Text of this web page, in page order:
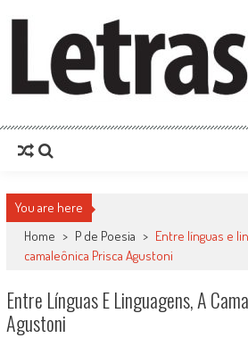
You are here
Home > P de Poesia > Entre línguas e
camaleônica Prisca Agustoni
Entre Línguas E Linguagens, A
Agustoni